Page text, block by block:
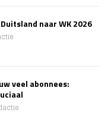
naar WK 2026
veel abonnees: